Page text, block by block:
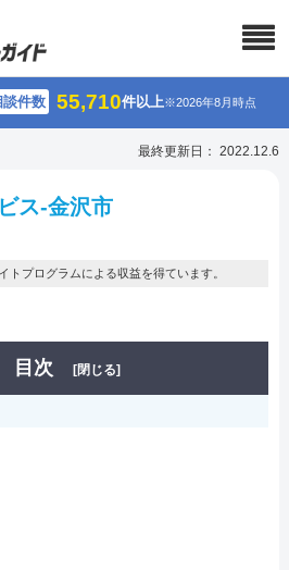
談件数 55,710件以上※2026年8月時点
最終更新日： 2022.12.6
ス-金沢市
プログラムによる収益を得ています。
目次 [閉じる]